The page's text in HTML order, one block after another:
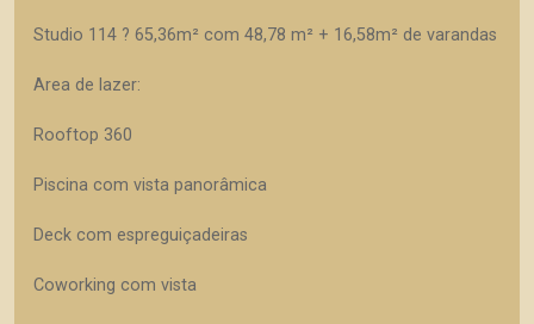
Studio 114 ? 65,36m² com 48,78 m² + 16,58m² de varandas
Area de lazer:
Rooftop 360
Piscina com vista panorâmica
Deck com espreguiçadeiras
Coworking com vista